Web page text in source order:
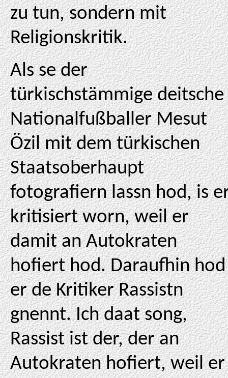
zu tun, sondern mit
Religionskritik.
Als se der
türkischstämmige deitsche
Nationalfußballer Mesut
Özil mit dem türkischen
Staatsoberhaupt
fotografiern lassn hod, is
kritisiert worn, weil er
damit an Autokraten
hofiert hod. Daraufhin hod
er de Kritiker Rassistn
gnennt. Ich daat song,
Rassist ist der, der an
Autokraten hofiert, weil er